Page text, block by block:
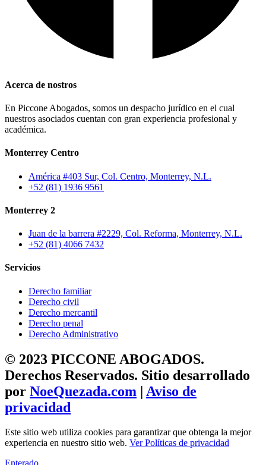
Acerca de nostros
En Piccone Abogados, somos un despacho jurídico en el cual
nuestros asociados cuentan con gran experiencia profesional y
académica.
Monterrey Centro
América #403 Sur, Col. Centro, Monterrey, N.L.
+52 (81) 1936 9561
Monterrey 2
Juan de la barrera #2229, Col. Reforma, Monterrey, N.L.
+52 (81) 4066 7432
Servicios
Derecho familiar
Derecho civil
Derecho mercantil
Derecho penal
Derecho Administrativo
© 2023 PICCONE ABOGADOS.
Derechos Reservados. Sitio desarrollado
por NoeQuezada.com | Aviso de
privacidad
Este sitio web utiliza cookies para garantizar que obtenga la mejor
experiencia en nuestro sitio web. Ver Políticas de privacidad